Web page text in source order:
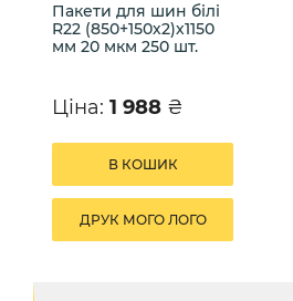
Пакети для шин білі
R22 (850+150х2)х1150
мм 20 мкм 250 шт.
Ціна: 1 988 ₴
В КОШИК
ДРУК МОГО ЛОГО